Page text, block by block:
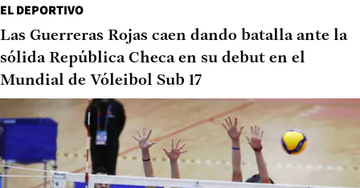
EL DEPORTIVO
Las Guerreras Rojas caen dando batalla ante la
sólida República Checa en su debut en el
Mundial de Vóleibol Sub 17